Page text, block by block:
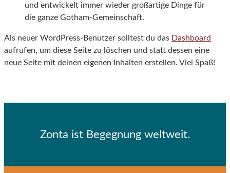
und entwickelt immer wieder großartige Dinge für
die ganze Gotham-Gemeinschaft.
Als neuer WordPress-Benutzer solltest du das Dashboard
aufrufen, um diese Seite zu löschen und statt dessen eine
neue Seite mit deinen eigenen Inhalten erstellen. Viel Spaß!
Zonta ist Begegnung weltweit.